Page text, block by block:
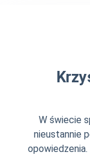
W świecie
nieustannie